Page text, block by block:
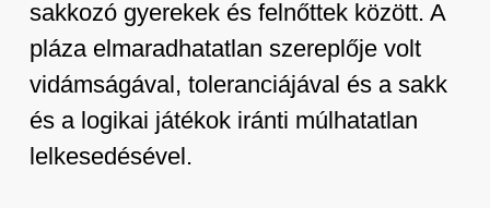
sakkozó gyerekek és felnőttek között. A
pláza elmaradhatatlan szereplője volt
vidámságával, toleranciájával és a sakk
és a logikai játékok iránti múlhatatlan
lelkesedésével.